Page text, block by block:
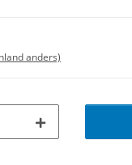
anders)